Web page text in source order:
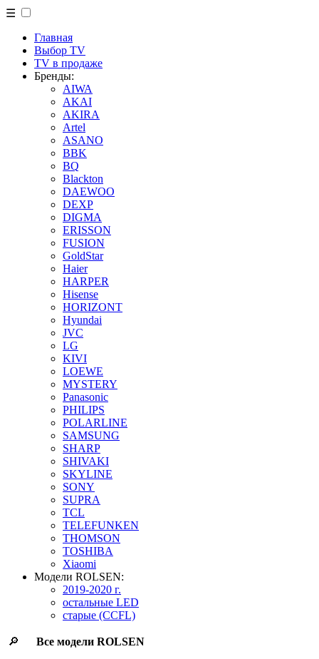
☰
Главная
Выбор TV
TV в продаже
Бренды:
AIWA
AKAI
AKIRA
Artel
ASANO
BBK
BQ
Blackton
DAEWOO
DEXP
DIGMA
ERISSON
FUSION
GoldStar
Haier
HARPER
Hisense
HORIZONT
Hyundai
JVC
LG
KIVI
LOEWE
MYSTERY
Panasonic
PHILIPS
POLARLINE
SAMSUNG
SHARP
SHIVAKI
SKYLINE
SONY
SUPRA
TCL
TELEFUNKEN
THOMSON
TOSHIBA
Xiaomi
Модели ROLSEN:
2019-2020 г.
остальные LED
старые (CCFL)
🔎 Все модели ROLSEN